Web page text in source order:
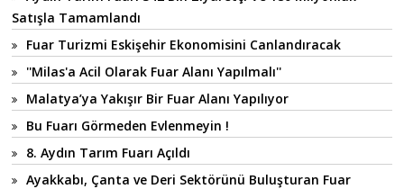
Satışla Tamamlandı
Fuar Turizmi Eskişehir Ekonomisini Canlandıracak
''Milas'a Acil Olarak Fuar Alanı Yapılmalı''
Malatya’ya Yakışır Bir Fuar Alanı Yapılıyor
Bu Fuarı Görmeden Evlenmeyin !
8. Aydın Tarım Fuarı Açıldı
Ayakkabı, Çanta ve Deri Sektörünü Buluşturan Fuar